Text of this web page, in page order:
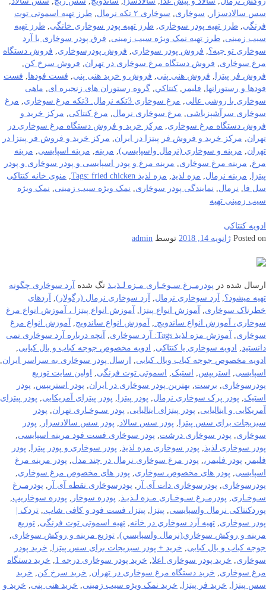
سس سالادسزار , سوخاری, سوخاری ۲ تکه نرمال , طرز تهیه اسموتی توت
فرنگی, طرز تهیه پودر سوخاری, طرز تهیه پودر سوخاری خانگی, طرز تهیه
سیب زمینی, طرز تهیه نمک ویژه سیب زمینی, فرق پودر سوخاری با آرد
سوخاری تو چیه؟, فروش پودر سوخاری, فروش پودرسوخاری, فروش دستگاه
مرغ سوخاری, فروش دستگاه مرغ سوخاری در تهران, فروش سرخ کن,
فروش فر پیتزا , فروش هنی پنی, فروش و خرید هنی پنی, فست فودها, فست
فودها و رستورانها, فلیمر , كنتاكي, گروه رستوران های زنجیره ای, ماهی
سوخاری با روشی عالی, مرغ سوخاری 3تکه نرمال. 3تکه مرغ سوخاری , مرغ
سوخاری سرآشپزباشی, مرغ سوخاری نرمال, مرغ کنتاکی, مرکز خرید و
فروش دستگاه مرغ سوخاری, مرکز خرید و فروش دستگاه مرغ سوخاری در
تهران, مرکز خرید و فروش فر پیتزا در ایران, مرکز خرید و فروش فر پیتزا در
تهران, مرينه و سوخاري (نرمال واسپايسي), مرینه, مرینه اسپایسی, مرینه
مرغ, مرینه مرغ سوخاری, مرینه مرغ و پودر اسپایسی و پودر سوخاری و پودر
پیتزا , مرینه نرمال, مزه لذیذ, مزه لذیذ Tags: fried chicken , منوی خانه کنتاکی
سل فا, نرمال, نمایندگی پودر سوخاری, نمک ویژه سیب زمینی, نمک ویژه
سیب زمینی تهیه
ادویه کنتاکی
Posted on ژانویه 14, 2018 توسط admin
ارسال شده در پودرمـرغ سـوخـاری مـزه لـذیـذ تگ شده
آرد سوخاری چگونه
تهیه میشود؟, آرد سوخاری نرمال, آرد سوخاری نرمال (رگولار),
آردهای
خطرناک سوخاری, آموزش انواع پیتزا ,
آموزش انواع پیتزا ، آموزش انواع مرغ
سوخاری، آموزش انواع ساندویچ., آموزش انواع ساندویچ,
آموزش انواع مرغ
سوخاری, آموزش مزه لذیذ Tags: آرد سوخاری ,
آنچه درباره آرد سوخاری نمی
دانستید, ادویه سوخاری یا کنتاکی, ادویه مخصوص جوجه کباب و بال کبابی,
ادویه مخصوص جوجه کباب وبال کبابی, ارسال پودر سوخاری به سراسر ایران,
اسپایسی, استریپس, استیک, اسموتی توت فرنگی,
اولین سایت توزیع
پودرسوخاری, برست, بهترین پودر سوخاری در ایران, پودر استریپس, پودر
استیک, پودر پرک سوخاری نرمال, پودر پیتزا , پودر پیتزای آمریکایی, پودر پیتزای
آمریکایی و ایتالیایی, پودر پیتزای ایتالیایی, پودر سـوخـاری تهران, پودر
سبزیجات برای سس پیتزا , پودر سس سالاد, پودر سس سالادسزار , پودر
سوخاری, پودر سوخاری درشت, پودر سوخاری فست فود مرینه اسپایسی,
پودر سوخاری لذیذ, پودر سوخاری مزه لذیذ, پودر سوخاری و پودر پیتزا , پودر
فلیمر , پودر فلیمر،, پودر مرغ سوخاری نرمال در چند مدل, پودر مرینه مرغ
اسپایسی, پودر های مخصوص سوخاری, پودر های مخصوص مرغ سوخاری,
پودرسوخاری, پودرسوخاری دات آی آر , پودرسوخاری نقطه آی آر , پودرمـرغ
سـوخـاری, پودرمـرغ سـوخـاری مـزه لـذیـذ, پودره سوخار , پودره سوخاریپ,
پوردکنتاکی نرمال واسپایسی, پیتزا , پیتزا، فست فود و کافی شاپ., تردک |
پودر سوخاری, تهيه آرد سوخاري در خانه, تهیه اسموتی توت فرنگی, توزيع
مرينه و روکش سوخاري(نرمال واسپايسي), توزیع مرینه و روکش سوخاری,
جوجه کباب و بال کبابی, خرید + پودر سبزیجات برای سس پیتزا , خرید پودر
سوخاری, خرید پودر سوخاری اعلا, خرید پودر سوخاری درجه 1 , خرید دستگاه
مرغ سوخاری, خرید دستگاه مرغ سوخاری در تهران, خرید سرخ کن, خرید
سس پیتزا , خرید فر پیتزا , خرید نمک ویژه سیب زمینی, خرید هنی پنی, خرید و